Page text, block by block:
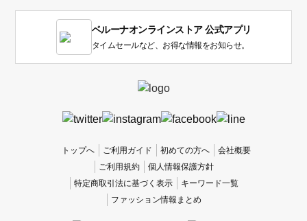
ベルーナオンラインストア 公式アプリ
タイムセールなど、お得な情報をお知らせ。
トップへ ご利用ガイド 初めての方へ
会社概要
ご利用規約
個人情報保護方針
特定商取引法に基づく表示
キーワード一覧
ファッション情報まとめ